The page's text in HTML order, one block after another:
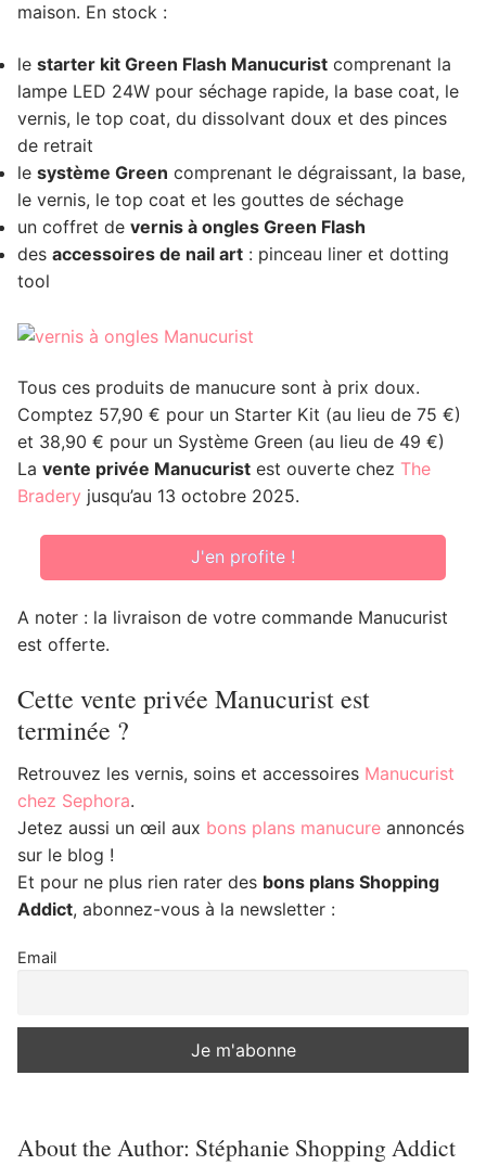
maison. En stock :
le starter kit Green Flash Manucurist comprenant la
lampe LED 24W pour séchage rapide, la base coat, le
vernis, le top coat, du dissolvant doux et des pinces
de retrait
le système Green comprenant le dégraissant, la base,
le vernis, le top coat et les gouttes de séchage
un coffret de vernis à ongles Green Flash
des accessoires de nail art : pinceau liner et dotting
tool
Tous ces produits de manucure sont à prix doux.
Comptez 57,90 € pour un Starter Kit (au lieu de 75 €)
et 38,90 € pour un Système Green (au lieu de 49 €)
La vente privée Manucurist est ouverte chez The
Bradery jusqu’au 13 octobre 2025.
J'en profite !
A noter : la livraison de votre commande Manucurist
est offerte.
Cette vente privée Manucurist est
terminée ?
Retrouvez les vernis, soins et accessoires Manucurist
chez Sephora.
Jetez aussi un œil aux bons plans manucure annoncés
sur le blog !
Et pour ne plus rien rater des bons plans Shopping
Addict, abonnez-vous à la newsletter :
Email
About the Author: Stéphanie Shopping Addict